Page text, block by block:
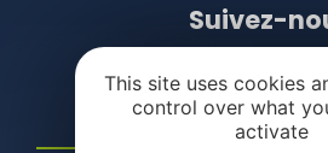
Suivez-
This site uses cookies
control over what
activate